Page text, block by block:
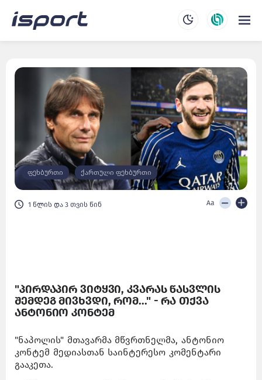
ფეხბურთი ქართული ფეხბურთი
1 წლის და 3 თვის წინ Aa
"პირდაპირ ვიტყვი, კვარას წასვლის
შემდეგ მივხვდი, რომ..." - რა თქვა
ანტონიო კონტემ
"ნაპოლის" მთავარმა მწვრთნელმა, ანტონიო
კონტემ მედიასთან საინტერესო კომენტარი
გააკეთა.